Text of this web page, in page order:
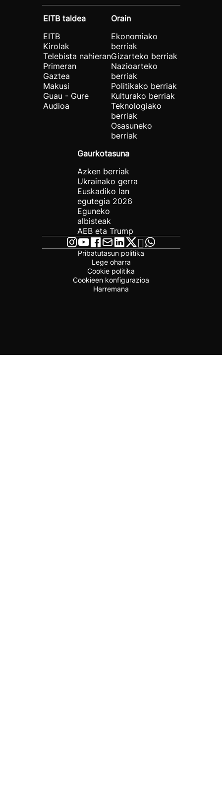
EITB taldea
EITB
Kirolak
Telebista nahieran
Primeran
Gaztea
Makusi
Guau - Gure
Audioa
Orain
Ekonomiako
berriak
Gizarteko berriak
Nazioarteko
berriak
Politikako berriak
Kulturako berriak
Teknologiako
berriak
Osasuneko
berriak
Gaurkotasuna
Azken berriak
Ukrainako gerra
Euskadiko lan
egutegia 2026
Eguneko
albisteak
AEB eta Trump
Pribatutasun politika
Lege oharra
Cookie politika
Cookieen konfigurazioa
Harremana